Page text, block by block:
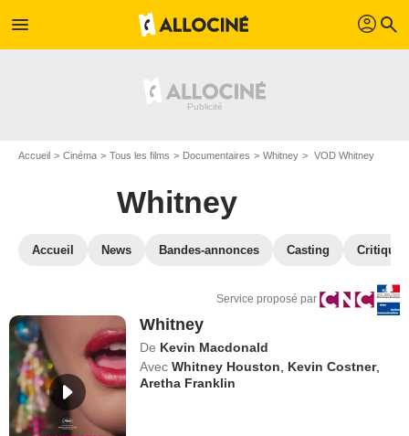
menu profil search
Accueil Cinéma Tous les films Documentaires Whitney VOD Whitney
Whitney
Accueil News Bandes-annonces Casting
Service proposé par
Whitney
De Kevin Macdonald
Avec Whitney Houston Kevin Costner,
Aretha Franklin